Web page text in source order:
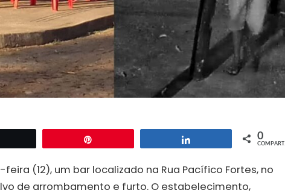
Compartilhar 0
COMPART.
(12), um bar localizado na Rua Pacífico Fortes, no
de arrombamento e furto. O estabelecimento,